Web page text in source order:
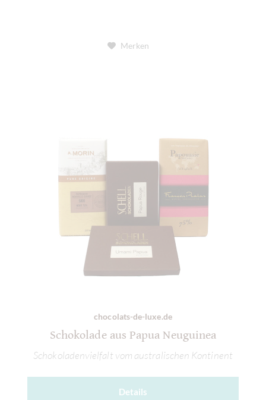
Merken
chocolats-de-luxe.de
Schokolade aus Papua Neuguinea
Schokoladenvielfalt vom australischen Kontinent
Details